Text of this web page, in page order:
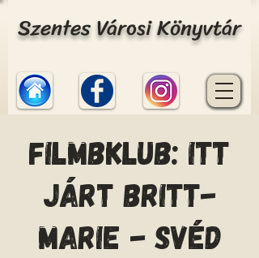
Szentes Városi Könyvtár
Filmbklub: Itt
járt Britt-
Marie - svéd